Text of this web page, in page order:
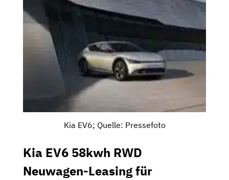
Kia EV6; Quelle: Pressefoto
Kia EV6 58kwh RWD
Neuwagen-Leasing für